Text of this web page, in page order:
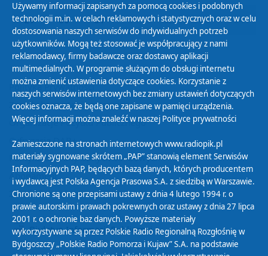
29 30 31 01 02 03 04
Polityka Prywatności
Zasady korzystania z Serwisu
Organizacje Pożytku Publicznego
Cyfryzacja DAB+
Polityka ochrony danych osobowych
Abonament
Zamówienia publiczne
Biuletyn Informacji Publicznej
Używamy informacji zapisanych za pomocą cookies i podobnych
technologii m.in. w celach reklamowych i statystycznych oraz w celu
dostosowania naszych serwisów do indywidualnych potrzeb
użytkowników. Mogą też stosować je współpracujący z nami
reklamodawcy, firmy badawcze oraz dostawcy aplikacji
multimedialnych. W programie służącym do obsługi internetu
można zmienić ustawienia dotyczące cookies. Korzystanie z
naszych serwisów internetowych bez zmiany ustawień dotyczących
cookies oznacza, że będą one zapisane w pamięci urządzenia.
Więcej informacji można znaleźć w naszej Polityce prywatności
Zamieszczone na stronach internetowych www.radiopik.pl
materiały sygnowane skrótem „PAP” stanowią element Serwisów
Informacyjnych PAP, będących bazą danych, których producentem
i wydawcą jest Polska Agencja Prasowa S.A. z siedzibą w Warszawie.
Chronione są one przepisami ustawy z dnia 4 lutego 1994 r. o
prawie autorskim i prawach pokrewnych oraz ustawy z dnia 27 lipca
2001 r. o ochronie baz danych. Powyższe materiały
wykorzystywane są przez Polskie Radio Regionalną Rozgłośnię w
Bydgoszczy „Polskie Radio Pomorza i Kujaw” S.A. na podstawie